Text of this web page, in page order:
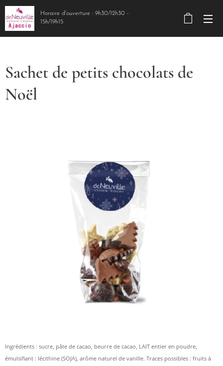
Horaire d'ouverture : 9h30/12h30 -
15h/19h15
Sachet de petits chocolats de
Noël
Ingrédients : sucre, pâte de cacao, beurre de cacao, LAIT entier en poudre,
émulsifiant : lécithine (SOJA), arôme naturel de vanille. Traces possibles : fruits à